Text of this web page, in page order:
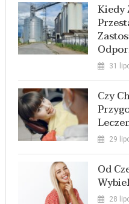
Kiedy
31
Czy
29
Od
28